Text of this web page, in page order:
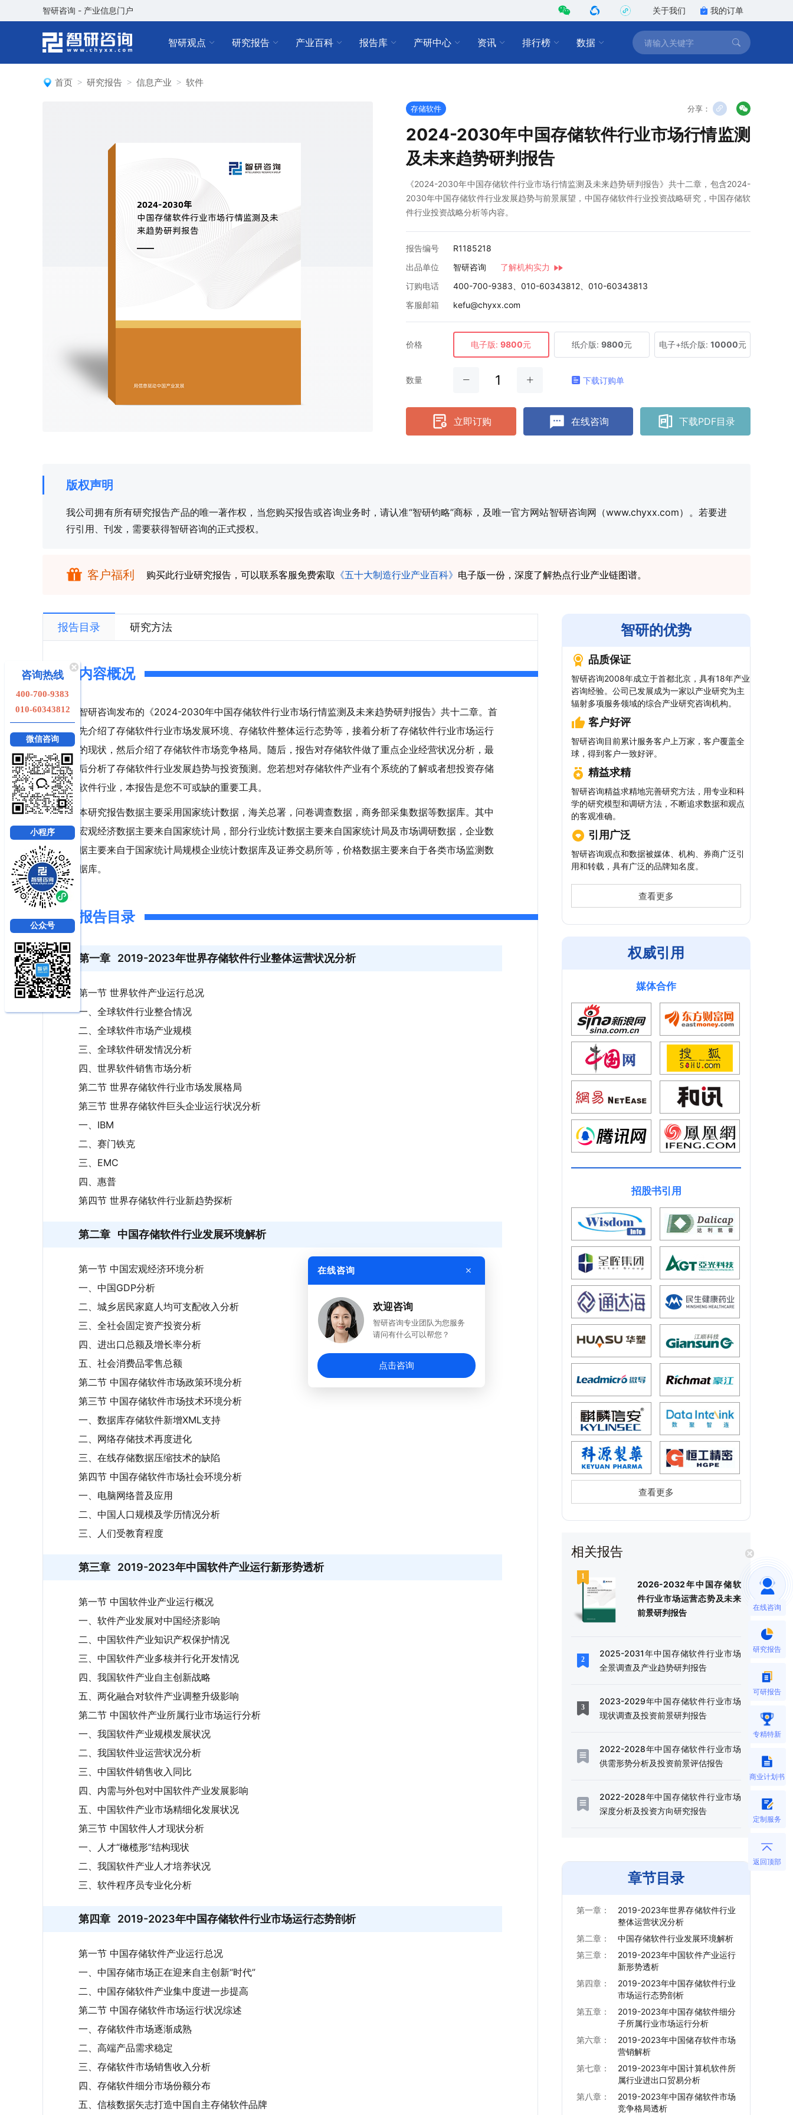
智研咨询 - 产业信息门户 关于我们 我的订单
智研观点 研究报告 产业百科 报告库 产研中心 资讯 排行榜 数据
首页 研究报告 信息产业 软件
存储软件 分享：
2024-2030年中国存储软件行业市场行情监测
及未来趋势研判报告
《2024-2030年中国存储软件行业市场行情监测及未来趋势研判报告》共十二章，包含2024-
2030年中国存储软件行业发展趋势与前景展望，中国存储软件行业投资战略研究，中国存储软
件行业投资战略分析等内容。
报告编号
R1185218
出品单位
智研咨询
了解机构实力
订购电话
400-700-9383、010-60343812、010-60343813
客服邮箱
kefu@chyxx.com
价格 电子版: 9800元 纸介版: 9800元 电子+纸介版: 10000元
数量 下载订购单
立即订购 在线咨询 下载PDF目录
版权声明
我公司拥有所有研究报告产品的唯一著作权，当您购买报告或咨询业务时，请认准“智研钧略”商标，及唯一官方网站智研咨询网（www.chyxx.com）。若要进
行引用、刊发，需要获得智研咨询的正式授权。
客户福利 购买此行业研究报告，可以联系客服免费索取 《五十大制造行业产业百科》 电子版一份，深度了解热点行业产业链图谱。
报告目录 研究方法
内容概况
智研咨询发布的《2024-2030年中国存储软件行业市场行情监测及未来趋势研判报告》共十二章。首
先介绍了存储软件行业市场发展环境、存储软件整体运行态势等，接着分析了存储软件行业市场运行
的现状，然后介绍了存储软件市场竞争格局。随后，报告对存储软件做了重点企业经营状况分析，最
后分析了存储软件行业发展趋势与投资预测。您若想对存储软件产业有个系统的了解或者想投资存储
软件行业，本报告是您不可或缺的重要工具。
本研究报告数据主要采用国家统计数据，海关总署，问卷调查数据，商务部采集数据等数据库。其中
宏观经济数据主要来自国家统计局，部分行业统计数据主要来自国家统计局及市场调研数据，企业数
据主要来自于国家统计局规模企业统计数据库及证券交易所等，价格数据主要来自于各类市场监测数
据库。
报告目录
第一章 2019-2023年世界存储软件行业整体运营状况分析
第一节 世界软件产业运行总况
一、全球软件行业整合情况
二、全球软件市场产业规模
三、全球软件研发情况分析
四、世界软件销售市场分析
第二节 世界存储软件行业市场发展格局
第三节 世界存储软件巨头企业运行状况分析
一、IBM
二、赛门铁克
三、EMC
四、惠普
第四节 世界存储软件行业新趋势探析
第二章 中国存储软件行业发展环境解析
第一节 中国宏观经济环境分析
一、中国GDP分析
二、城乡居民家庭人均可支配收入分析
三、全社会固定资产投资分析
四、进出口总额及增长率分析
五、社会消费品零售总额
第二节 中国存储软件市场政策环境分析
第三节 中国存储软件市场技术环境分析
一、数据库存储软件新增XML支持
二、网络存储技术再度进化
三、在线存储数据压缩技术的缺陷
第四节 中国存储软件市场社会环境分析
一、电脑网络普及应用
二、中国人口规模及学历情况分析
三、人们受教育程度
第三章 2019-2023年中国软件产业运行新形势透析
第一节 中国软件业产业运行概况
一、软件产业发展对中国经济影响
二、中国软件产业知识产权保护情况
三、中国软件产业多核并行化开发情况
四、我国软件产业自主创新战略
五、两化融合对软件产业调整升级影响
第二节 中国软件产业所属行业市场运行分析
一、我国软件产业规模发展状况
二、我国软件业运营状况分析
三、中国软件销售收入同比
四、内需与外包对中国软件产业发展影响
五、中国软件产业市场精细化发展状况
第三节 中国软件人才现状分析
一、人才“橄榄形”结构现状
二、我国软件产业人才培养状况
三、软件程序员专业化分析
第四章 2019-2023年中国存储软件行业市场运行态势剖析
第一节 中国存储软件产业运行总况
一、中国存储市场正在迎来自主创新“时代”
二、中国存储软件产业集中度进一步提高
第二节 中国存储软件市场运行状况综述
一、存储软件市场逐渐成熟
二、高端产品需求稳定
三、存储软件市场销售收入分析
四、存储软件细分市场份额分布
五、信核数据矢志打造中国自主存储软件品牌
智研的优势
品质保证
智研咨询2008年成立于首都北京，具有18年产业
咨询经验。公司已发展成为一家以产业研究为主
辐射多项服务领域的综合产业研究咨询机构。
客户好评
智研咨询目前累计服务客户上万家，客户覆盖全
球，得到客户一致好评。
精益求精
智研咨询精益求精地完善研究方法，用专业和科
学的研究模型和调研方法，不断追求数据和观点
的客观准确。
引用广泛
智研咨询观点和数据被媒体、机构、券商广泛引
用和转载，具有广泛的品牌知名度。
查看更多
权威引用
媒体合作
招股书引用
查看更多
相关报告
2026-2032年中国存储软
件行业市场运营态势及未来
前景研判报告
2025-2031年中国存储软件行业市场
全景调查及产业趋势研判报告
2023-2029年中国存储软件行业市场
现状调查及投资前景研判报告
2022-2028年中国存储软件行业市场
供需形势分析及投资前景评估报告
2022-2028年中国存储软件行业市场
深度分析及投资方向研究报告
章节目录
第一章：
2019-2023年世界存储软件行业
整体运营状况分析
第二章：
中国存储软件行业发展环境解析
第三章：
2019-2023年中国软件产业运行
新形势透析
第四章：
2019-2023年中国存储软件行业
市场运行态势剖析
第五章：
2019-2023年中国存储软件细分
子所属行业市场运行分析
第六章：
2019-2023年中国储存软件市场
营销解析
第七章：
2019-2023年中国计算机软件所
属行业进出口贸易分析
第八章：
2019-2023年中国存储软件市场
竞争格局透析
在线咨询
研究报告
可研报告
专精特新
商业计划书
定制服务
返回顶部
在线咨询 ×
欢迎咨询
智研咨询专业团队为您服务
请问有什么可以帮您？
点击咨询
咨询热线
400-700-9383
010-60343812
微信咨询
小程序
公众号